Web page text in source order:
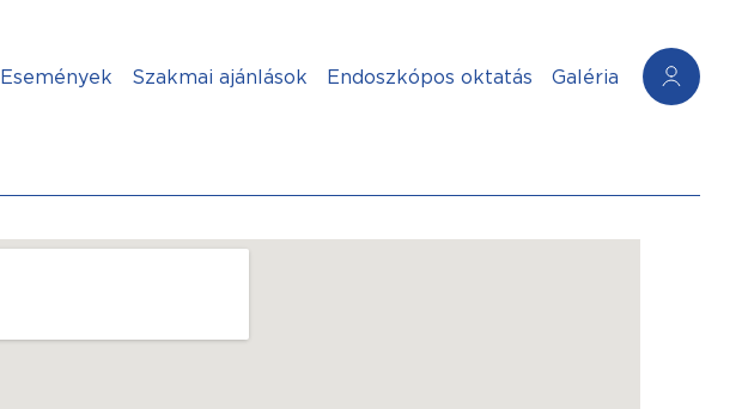
Események Szakmai ajánlások Endoszkópos oktatás Galéria